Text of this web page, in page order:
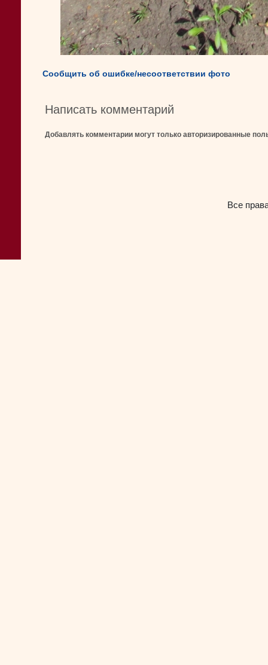
Сообщить об ошибке/несоответствии фото
Написать комментарий
Добавлять комментарии могут только авторизированные
Все